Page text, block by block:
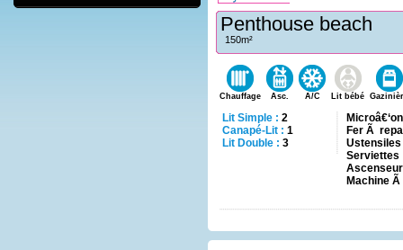
Penthouse beach
150m²
Chauffage Asc. A/C Lit bébé
Lit Simple : 2
Canapé-Lit : 1
Lit Double : 3
Fer Ã
Serviettes
Ascenseur
Machine